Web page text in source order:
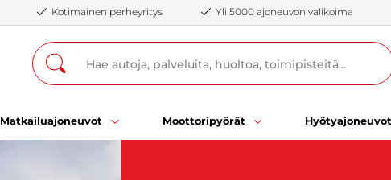
Kotimainen perheyritys Yli 5000 ajoneuvon valikoima
Matkailuajoneuvot Moottoripyörät Hyötyajoneuvot